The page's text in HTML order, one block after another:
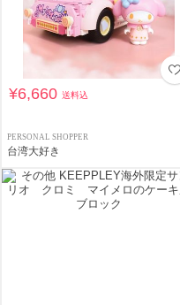
¥6,660送料込
PERSONAL SHOPPER
台湾大好き